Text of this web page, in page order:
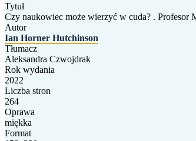
Tytuł
Czy naukowiec może wierzyć w cuda? . Profesor
Autor
Ian Horner Hutchinson
Tłumacz
Aleksandra Czwojdrak
Rok wydania
2022
Liczba stron
264
Oprawa
miękka
Format